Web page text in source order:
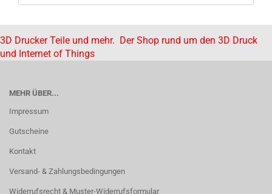
3D Drucker Teile und mehr. Der Shop rund um den 3D Druck
und Internet of Things
MEHR ÜBER...
Impressum
Gutscheine
Kontakt
Versand- & Zahlungsbedingungen
Widerrufsrecht & Muster-Widerrufsformular